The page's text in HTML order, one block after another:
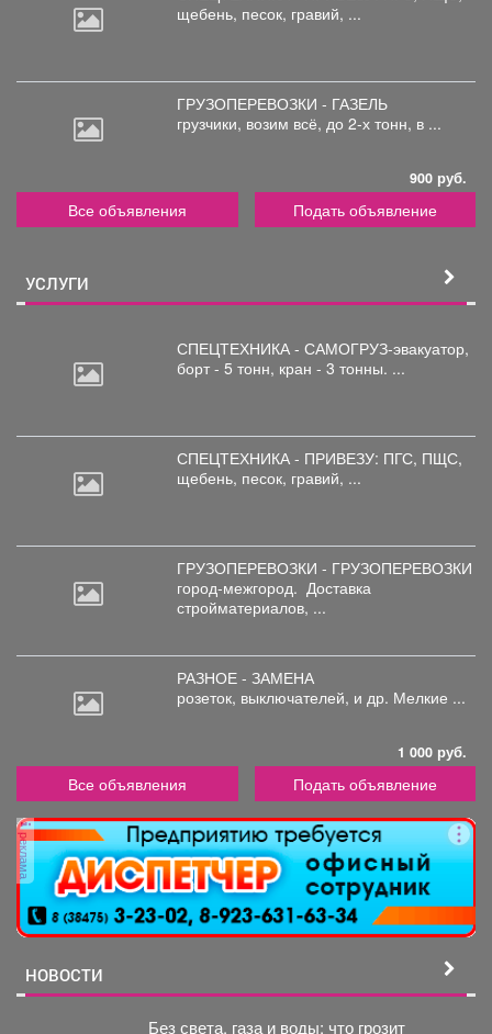
щебень, песок, гравий, ...
ГРУЗОПЕРЕВОЗКИ - ГАЗЕЛЬ
грузчики, возим всё, до 2-х тонн, в ...
900 руб.
Все объявления Подать объявление
УСЛУГИ
СПЕЦТЕХНИКА - САМОГРУЗ-эвакуатор,
борт - 5 тонн, кран - 3 тонны. ...
СПЕЦТЕХНИКА - ПРИВЕЗУ: ПГС, ПЩС,
щебень, песок, гравий, ...
ГРУЗОПЕРЕВОЗКИ - ГРУЗОПЕРЕВОЗКИ
город-межгород. Доставка
стройматериалов, ...
РАЗНОЕ - ЗАМЕНА
розеток, выключателей, и др. Мелкие ...
1 000 руб.
Все объявления Подать объявление
реклама
НОВОСТИ
Без света, газа и воды: что грозит